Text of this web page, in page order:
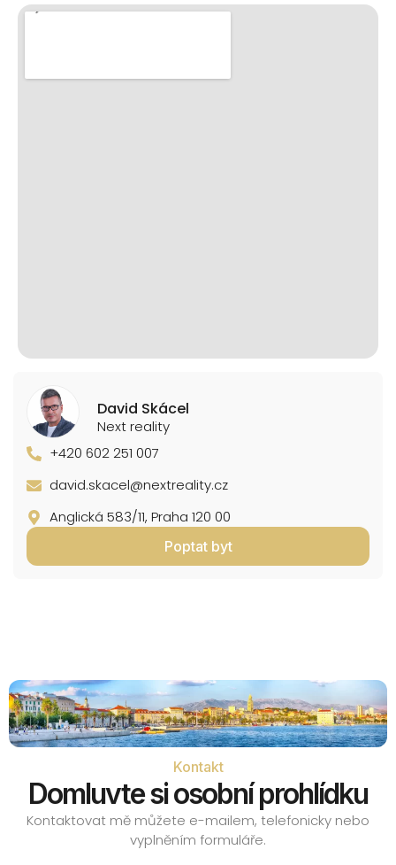
David Skácel
Next reality
+420 602 251 007
david.skacel@nextreality.cz
Anglická 583/11, Praha 120 00
Poptat byt
Kontakt
Domluvte si osobní prohlídku
Kontaktovat mě můžete e-mailem, telefonicky nebo
vyplněním formuláře.